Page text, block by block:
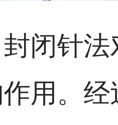
闭针
用。